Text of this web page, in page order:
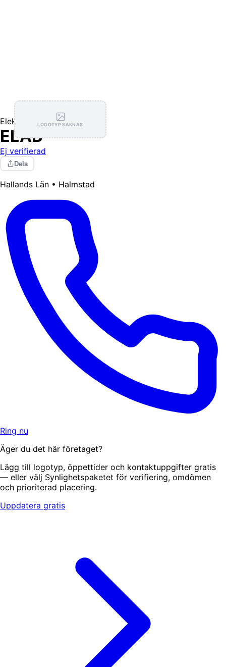
LOGOTYP SAKNAS
Elektriker
ELAB
Ej verifierad
Dela
Hallands Län • Halmstad
Ring nu
Äger du det här företaget?
Lägg till logotyp, öppettider och kontaktuppgifter gratis
— eller välj Synlighetspaketet för verifiering, omdömen
och prioriterad placering.
Uppdatera gratis